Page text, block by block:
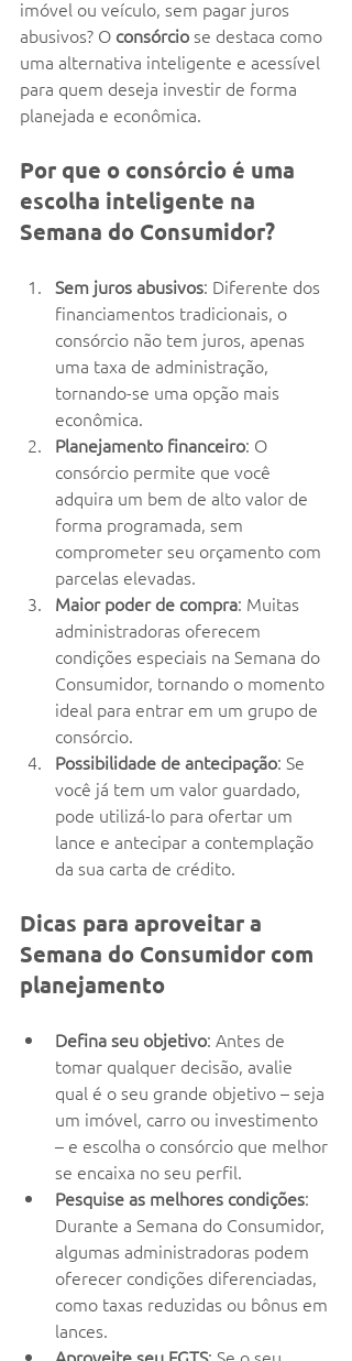
imóvel ou veículo, sem pagar juros
abusivos? O consórcio se destaca como
uma alternativa inteligente e acessível
para quem deseja investir de forma
planejada e econômica.
Por que o consórcio é uma
escolha inteligente na
Semana do Consumidor?
Sem juros abusivos: Diferente dos
financiamentos tradicionais, o
consórcio não tem juros, apenas
uma taxa de administração,
tornando-se uma opção mais
econômica.
Planejamento financeiro: O
consórcio permite que você
adquira um bem de alto valor de
forma programada, sem
comprometer seu orçamento com
parcelas elevadas.
Maior poder de compra: Muitas
administradoras oferecem
condições especiais na Semana do
Consumidor, tornando o momento
ideal para entrar em um grupo de
consórcio.
Possibilidade de antecipação: Se
você já tem um valor guardado,
pode utilizá-lo para ofertar um
lance e antecipar a contemplação
da sua carta de crédito.
Dicas para aproveitar a
Semana do Consumidor com
planejamento
Defina seu objetivo: Antes de
tomar qualquer decisão, avalie
qual é o seu grande objetivo – seja
um imóvel, carro ou investimento
– e escolha o consórcio que melhor
se encaixa no seu perfil.
Pesquise as melhores condições:
Durante a Semana do Consumidor,
algumas administradoras podem
oferecer condições diferenciadas,
como taxas reduzidas ou bônus em
lances.